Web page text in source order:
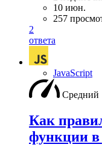
10 июн.
257
2
ответа
JavaScript
Средний
Как
функции в